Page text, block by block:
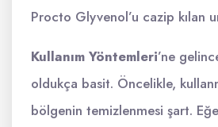
Procto Glyvenol’u cazip kılan
Kullanım Yöntemleri’ne
oldukça basit. Öncelikle,
bölgenin temizlenmesi şart.